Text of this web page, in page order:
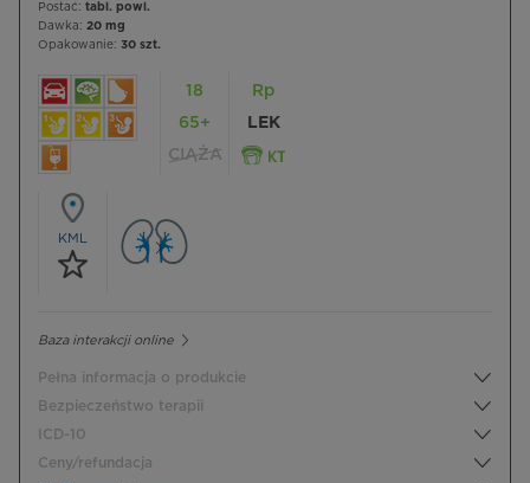
Postać: tabl. powl.
Dawka: 20 mg
Opakowanie: 30 szt.
18
65+
CIĄŻA
Rp
LEK
KML
Baza interakcji online
Pełna informacja o produkcie
Bezpieczeństwo terapii
ICD-10
Ceny/refundacja